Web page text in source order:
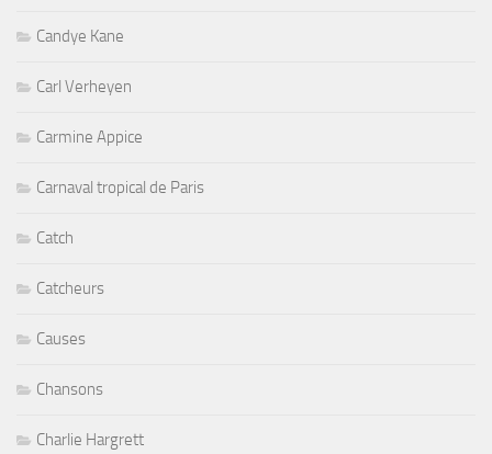
Candye Kane
Carl Verheyen
Carmine Appice
Carnaval tropical de Paris
Catch
Catcheurs
Causes
Chansons
Charlie Hargrett